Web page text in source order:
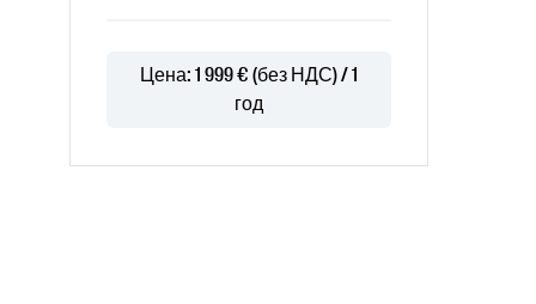
Цена: 1 999 € (без НДС) / 1
год